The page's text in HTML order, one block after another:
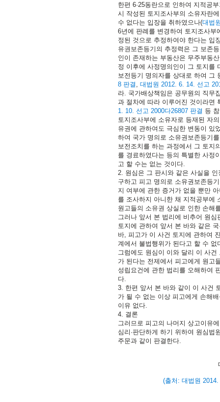
한편 6·25동란으로 인하여 지적공
시 작성된 토지조사부의 소유자란
수 없다는 입장을 취하였으나(대법
6년에 판례를 변경하여 토지조사
정된 것으로 추정하여야 한다는 입
유권보존등기의 추정력은 그 보존
인이 존재하는 부동산은 무주부동
정 이후에 사정명의인이 그 토지를
보전등기 명의자를 상대로 하여 그
8 판결 , 대법원 2012. 6. 14. 선고
라. 국가배상책임은 공무원의 직무
과 절차에 따라 이루어진 것이라면
1. 10. 선고 2000다26807 판결 등
토지조사부에 소유자로 등재된 자
유권에 관하여도 극심한 변동이 있
하여 국가 명의로 소유권보존등기
보전조치를 하는 과정에서 그 토지
를 경료하였다는 등의 특별한 사정
고 할 수는 없는 것이다.
2. 원심은 그 판시와 같은 사실을
구하고 피고 명의로 소유권보존등
지 여부에 관한 증거가 없을 뿐만
를 조사하지 아니한 채 지적공부에
원고들의 소유권 상실로 인한 손해
그러나 앞서 본 법리에 비추어 원
토지에 관하여 앞서 본 바와 같은
바, 피고가 이 사건 토지에 관하여
계에서 불법행위가 된다고 할 수 없
그럼에도 원심이 이와 달리 이 사
가 된다는 전제에서 피고에게 원고
성립요건에 관한 법리를 오해하여
다.
3. 한편 앞서 본 바와 같이 이 사건
가 될 수 없는 이상 피고에게 손해
이유 없다.
4. 결론
그러므로 피고의 나머지 상고이유
심리·판단하게 하기 위하여 원심
주문과 같이 판결한다.
(출처: 대법원